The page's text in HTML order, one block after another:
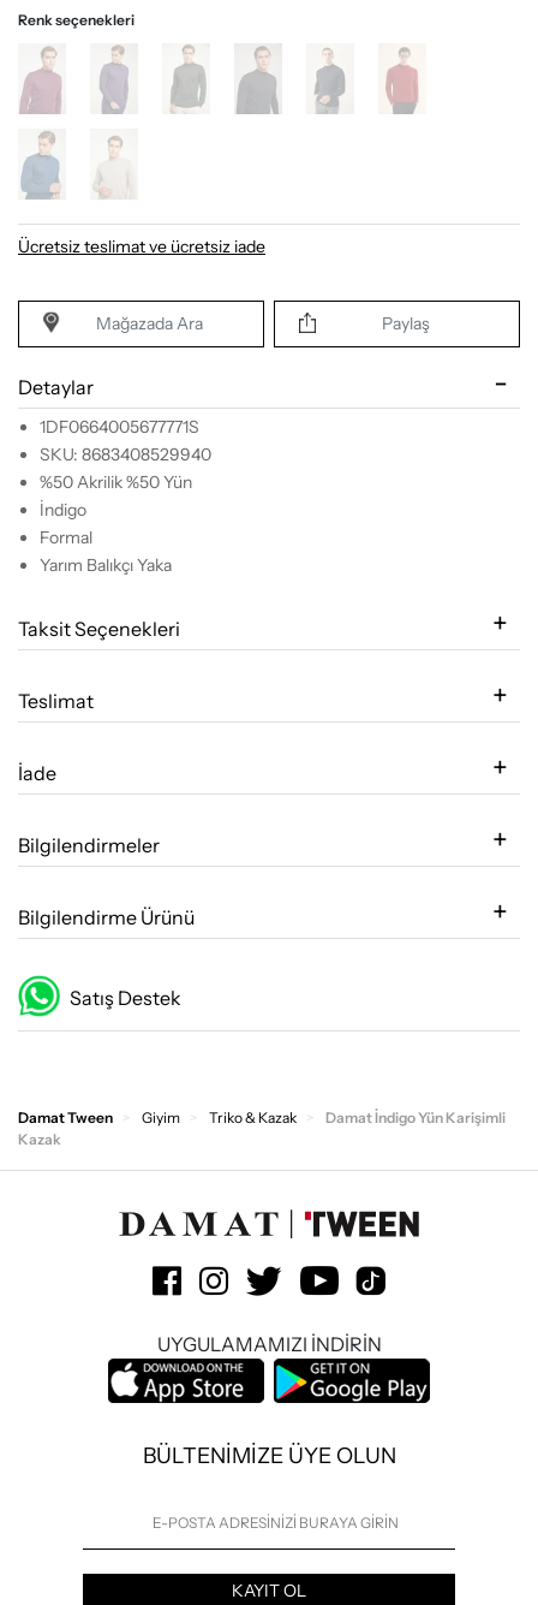
Renk seçenekleri
Ücretsiz teslimat ve ücretsiz iade
Mağazada Ara Paylaş
Detaylar
1DF0664005677771S
SKU: 8683408529940
%50 Akrilik %50 Yün
İndigo
Formal
Yarım Balıkçı Yaka
Taksit Seçenekleri
Teslimat
İade
Bilgilendirmeler
Bilgilendirme Ürünü
Satış Destek
Damat Tween Giyim Triko & Kazak
Damat İndigo Yün Karişimli
Kazak
UYGULAMAMIZI İNDİRİN
BÜLTENİMİZE ÜYE OLUN
KAYIT OL